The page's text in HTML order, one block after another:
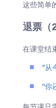
这些简单
退票（
在课堂结
“从
“你